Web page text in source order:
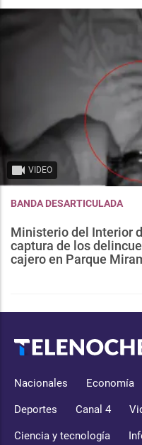
VIDEO
BANDA DESARTICULADA
Ministerio del Interior
captura de los
cajero en Parque
Nacionales Economía
Deportes Canal 4
Ciencia y tecnología